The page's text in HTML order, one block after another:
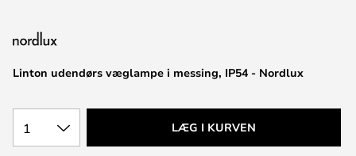
Linton udendørs væglampe i messing, IP54 - Nordlux
1 LÆG I KURVEN